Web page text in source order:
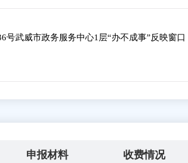
号武威市政务服务中心1层“办不成事”反映窗
申报材料 收费情况